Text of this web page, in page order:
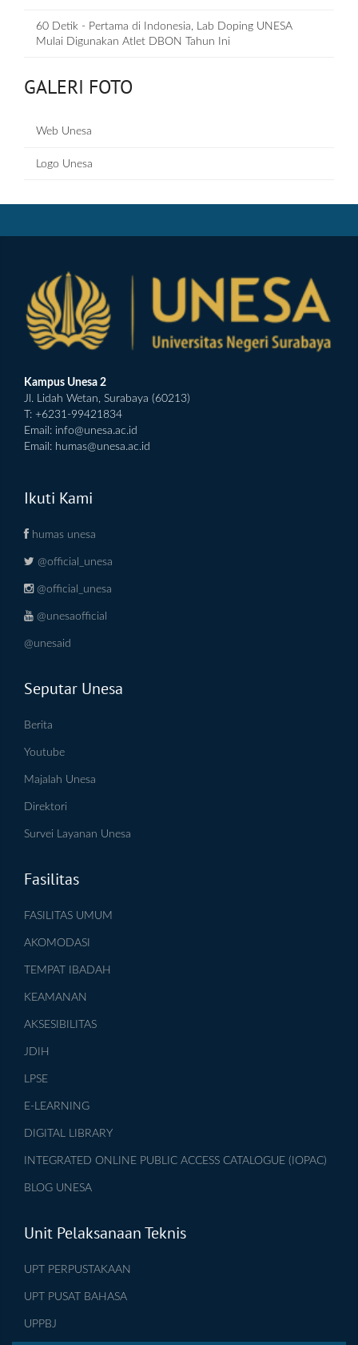
60 Detik - Pertama di Indonesia, Lab Doping UNESA
Mulai Digunakan Atlet DBON Tahun Ini
GALERI FOTO
Web Unesa
Logo Unesa
Kampus Unesa 2
Jl. Lidah Wetan, Surabaya (60213)
T: +6231-99421834
Email: info@unesa.ac.id
Email: humas@unesa.ac.id
Ikuti Kami
humas unesa
@official_unesa
@official_unesa
@unesaofficial
@unesaid
Seputar Unesa
Berita
Youtube
Majalah Unesa
Direktori
Survei Layanan Unesa
Fasilitas
FASILITAS UMUM
AKOMODASI
TEMPAT IBADAH
KEAMANAN
AKSESIBILITAS
JDIH
LPSE
E-LEARNING
DIGITAL LIBRARY
INTEGRATED ONLINE PUBLIC ACCESS CATALOGUE (IOPAC)
BLOG UNESA
Unit Pelaksanaan Teknis
UPT PERPUSTAKAAN
UPT PUSAT BAHASA
UPPBJ